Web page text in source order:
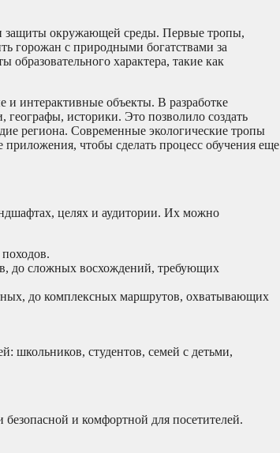
защиты окружающей среды. Первые тропы,
горожан с природными богатствами за
характера, такие как
интерактивные объекты. В разработке
географы, историки. Это позволило создать
региона. Современные экологические тропы
чтобы сделать процесс обучения еще
целях и аудитории. Их можно
до сложных восхождений, требующих
до комплексных маршрутов, охватывающих
школьников, студентов, семей с детьми,
и комфортной для посетителей.